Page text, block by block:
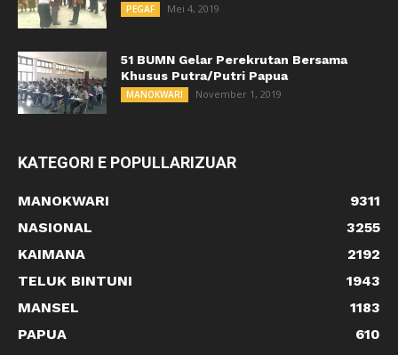
PEGAF Mei 4, 2019
51 BUMN Gelar Perekrutan Bersama
Khusus Putra/Putri Papua
MANOKWARI November 1, 2019
KATEGORI E POPULLARIZUAR
MANOKWARI
9311
NASIONAL
3255
KAIMANA
2192
TELUK BINTUNI
1943
MANSEL
1183
PAPUA
610